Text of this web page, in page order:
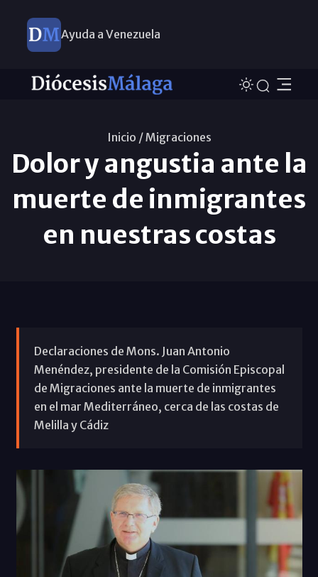
Ayuda a Venezuela
Inicio /Migraciones
Dolor y angustia ante la
muerte de inmigrantes
en nuestras costas
Declaraciones de Mons. Juan Antonio
Menéndez, presidente de la Comisión Episcopal
de Migraciones ante la muerte de inmigrantes
en el mar Mediterráneo, cerca de las costas de
Melilla y Cádiz